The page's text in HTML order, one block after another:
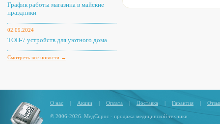
График работы магазина в майские
праздники
02.09.2024
ТОП-7 устройств для уютного дома
Смотреть все новости →
О нас | Акции | Оплата | Доставка | Гарантия |
© 2006-2026. МедСпрос - продажа медицинской техники